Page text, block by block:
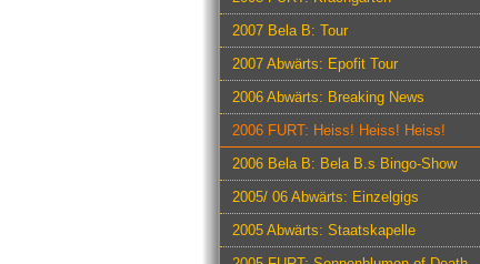
2007 Bela B: Tour
2007 Abwärts: Epofit Tour
2006 Abwärts: Breaking News
2006 FURT: Heiss! Heiss! Heiss!
2006 Bela B: Bela B.s Bingo-Show
2005/ 06 Abwärts: Einzelgigs
2005 Abwärts: Staatskapelle